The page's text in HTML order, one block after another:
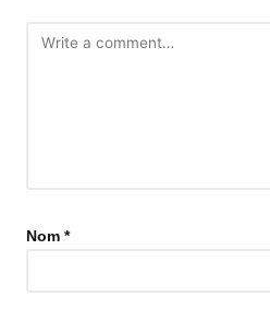
Nom *